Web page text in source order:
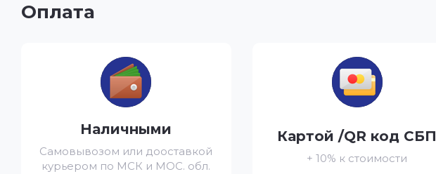
Оплата
Наличными
Самовывозом или дооставкой
курьером по МСК и МОС. обл.
Картой /QR код СБП
+ 10% к стоимости